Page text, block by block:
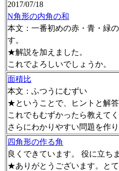
2017/07/18
N角形の内角の和
本文：一番初めの赤・青・緑
す。
★解説を加えました。
これでよろしいでしょうか。
面積比
本文：ふつうにむずい
★ということで、ヒントと解
これでもむずかったら教えてく
さらにわかりやすい問題を作り
四角形の作る角
良くできています。 役に立ち
★ありがとうございます。とて